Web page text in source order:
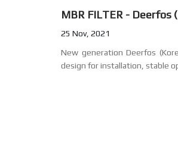
MBR FILTER - Deerfos
25 Nov, 2021
New generation Deerfos
design for installation, stable